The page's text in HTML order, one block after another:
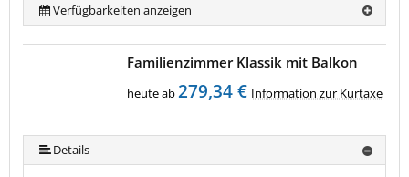
Verfügbarkeiten anzeigen
Familienzimmer Klassik mit Balkon
heute ab 279,34 € Information zur Kurtaxe
Details